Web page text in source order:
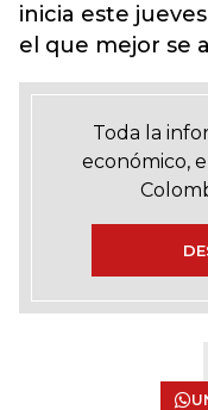
inicia este
el que mejor se
Toda la
económico,